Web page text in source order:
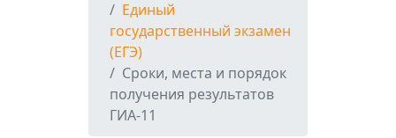
Единый
государственный экзамен
(ЕГЭ)
Сроки, места и порядок
получения результатов
ГИА-11